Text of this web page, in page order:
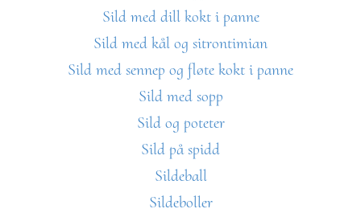
Sild med dill kokt i panne
Sild med kål og sitrontimian
Sild med sennep og fløte kokt i panne
Sild med sopp
Sild og poteter
Sild på spidd
Sildeball
Sildeboller